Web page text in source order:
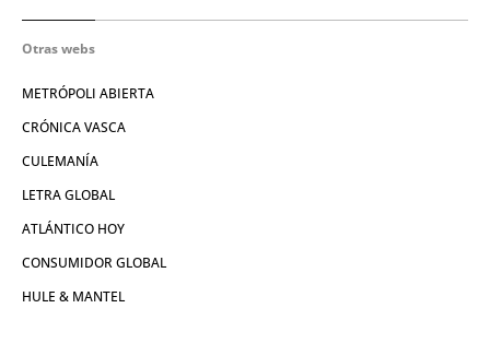
Otras webs
METRÓPOLI ABIERTA
CRÓNICA VASCA
CULEMANÍA
LETRA GLOBAL
ATLÁNTICO HOY
CONSUMIDOR GLOBAL
HULE & MANTEL